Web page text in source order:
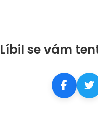
Líbil se vám